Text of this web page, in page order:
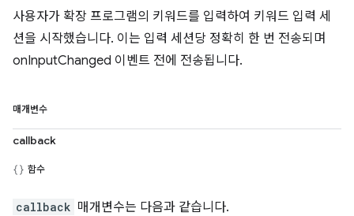
사용자가 확장 프로그램의 키워드를 입력하여 키워드 입력 세
션을 시작했습니다. 이는 입력 세션당 정확히 한 번 전송되며
onInputChanged 이벤트 전에 전송됩니다.
매개변수
callback
함수
callback 매개변수는 다음과 같습니다.